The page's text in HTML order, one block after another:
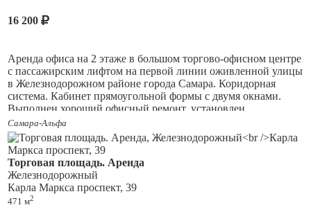
16 200
Аренда офиса на 2 этаже в большом торгово-офисном центре
c пассажирским лифтом на первой линии оживленной улицы
в Железнодорожном районе города Самара. Коридорная
система. Кабинет прямоугольной формы с двумя окнами.
Выполнен хороший офисный ремонт, установлен
кондиционер. Имеется круглосуточная охрана. Аренда с
НДС, в стоимость арендных платежей входят все
коммунальные платежи, кроме электричества. Перед зданием
большая парковка для автомобилей.
Самара-Альфа
Торговая площадь. Аренда
Железнодорожный
Карла Маркса проспект, 39
471 м2